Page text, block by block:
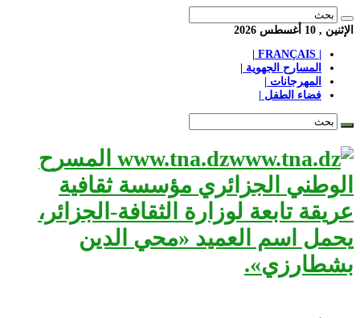
الإثنين , 10 أغسطس 2026
المسارح الجهوية |
المهرجانات |
فضاء الطفل |
www.tna.dz المسرح
الوطني الجزائري مؤسسة ثقافية
عريقة تابعة لوزارة الثقافة-الجزائر،
يحمل اسم العميد «محي الدين
بشطارزي».